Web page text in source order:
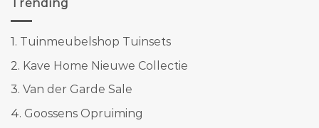
Trending
1. Tuinmeubelshop Tuinsets
2. Kave Home Nieuwe Collectie
3. Van der Garde Sale
4. Goossens Opruiming